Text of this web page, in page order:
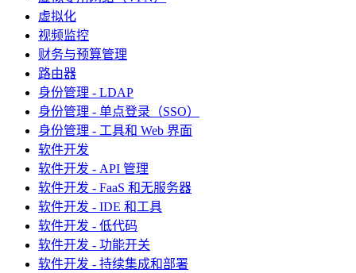
虚拟化
视频监控
财务与预算管理
路由器
身份管理 - LDAP
身份管理 - 单点登录（SSO）
身份管理 - 工具和 Web 界面
软件开发
软件开发 - API 管理
软件开发 - FaaS 和无服务器
软件开发 - IDE 和工具
软件开发 - 低代码
软件开发 - 功能开关
软件开发 - 持续集成和部署